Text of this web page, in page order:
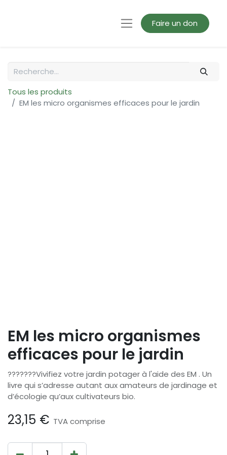
Faire un don
Tous les produits
EM les micro organismes efficaces pour le jardin
EM les micro organismes
efficaces pour le jardin
???????Vivifiez votre jardin potager à l'aide des EM . Un
livre qui s’adresse autant aux amateurs de jardinage et
d’écologie qu’aux cultivateurs bio.
23,15 € TVA comprise